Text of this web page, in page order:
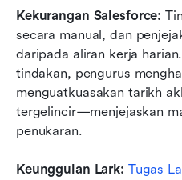
Kekurangan Salesforce:
secara manual, dan
daripada aliran kerja
tindakan, pengurus
menguatkuasakan tarikh
tergelincir—menjejaskan
penukaran.
Keunggulan Lark: Tugas